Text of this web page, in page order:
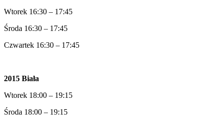
Wtorek 16:30 – 17:45
Środa 16:30 – 17:45
Czwartek 16:30 – 17:45
2015 Biała
Wtorek 18:00 – 19:15
Środa 18:00 – 19:15